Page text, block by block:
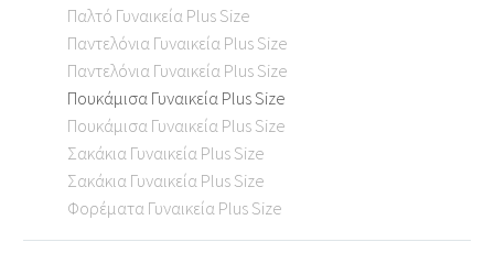
Παλτό Γυναικεία Plus Size
Παντελόνια Γυναικεία Plus Size
Παντελόνια Γυναικεία Plus Size
Πουκάμισα Γυναικεία Plus Size
Πουκάμισα Γυναικεία Plus Size
Σακάκια Γυναικεία Plus Size
Σακάκια Γυναικεία Plus Size
Φορέματα Γυναικεία Plus Size